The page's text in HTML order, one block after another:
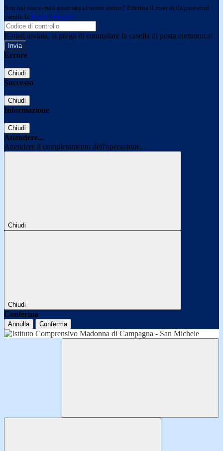
Non hai una e-mail associata al nome utente? Effettua il reset della password
tramite la Login Spaggiari
E-mail inviata, si prega di controllare la casella di posta elettronica!
Errore
Chiudi
Successo
Chiudi
Informazione
Chiudi
Attendere...
Attendere il completamento dell'operazione...
Chiudi
Chiudi
Conferma
Annulla Conferma